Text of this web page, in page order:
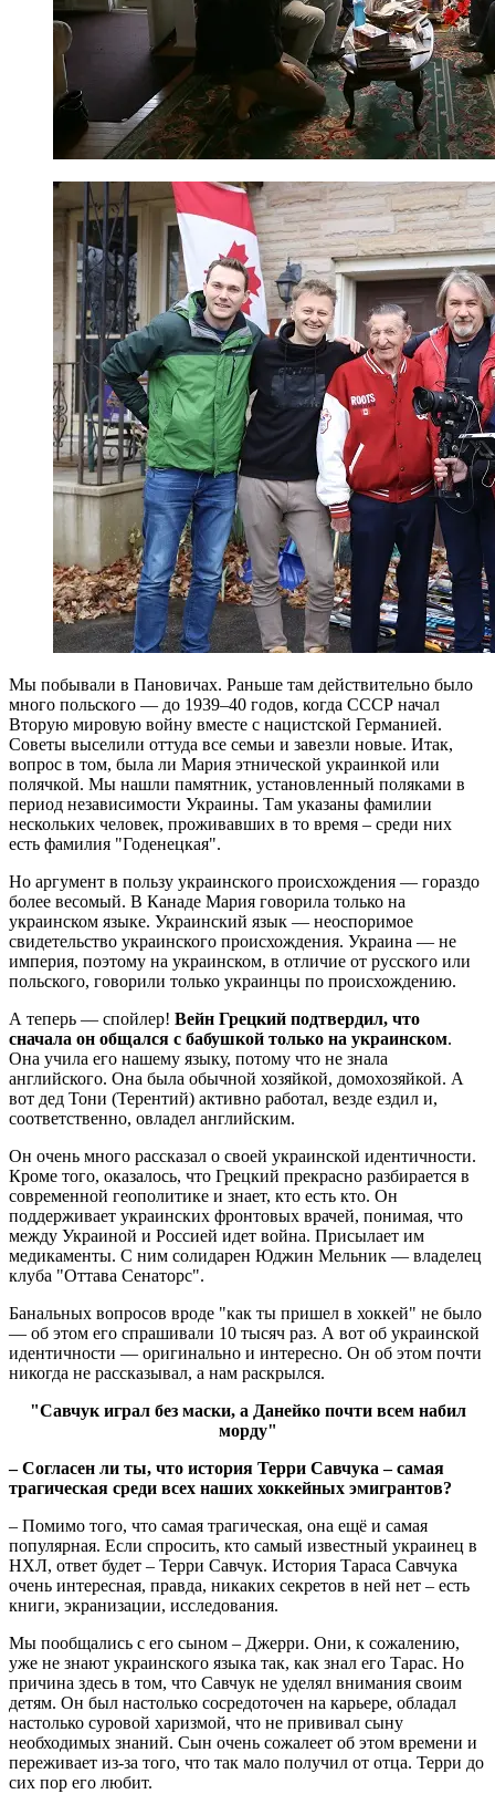
Мы побывали в Пановичах. Раньше там действительно было
много польского — до 1939–40 годов, когда СССР начал
Вторую мировую войну вместе с нацистской Германией.
Советы выселили оттуда все семьи и завезли новые. Итак,
вопрос в том, была ли Мария этнической украинкой или
полячкой. Мы нашли памятник, установленный поляками в
период независимости Украины. Там указаны фамилии
нескольких человек, проживавших в то время – среди них
есть фамилия "Годенецкая".
Но аргумент в пользу украинского происхождения — гораздо
более весомый. В Канаде Мария говорила только на
украинском языке. Украинский язык — неоспоримое
свидетельство украинского происхождения. Украина — не
империя, поэтому на украинском, в отличие от русского или
польского, говорили только украинцы по происхождению.
А теперь — спойлер! Вейн Грецкий подтвердил, что
сначала он общался с бабушкой только на украинском.
Она учила его нашему языку, потому что не знала
английского. Она была обычной хозяйкой, домохозяйкой. А
вот дед Тони (Терентий) активно работал, везде ездил и,
соответственно, овладел английским.
Он очень много рассказал о своей украинской идентичности.
Кроме того, оказалось, что Грецкий прекрасно разбирается в
современной геополитике и знает, кто есть кто. Он
поддерживает украинских фронтовых врачей, понимая, что
между Украиной и Россией идет война. Присылает им
медикаменты. С ним солидарен Юджин Мельник — владелец
клуба "Оттава Сенаторс".
Банальных вопросов вроде "как ты пришел в хоккей" не было
— об этом его спрашивали 10 тысяч раз. А вот об украинской
идентичности — оригинально и интересно. Он об этом почти
никогда не рассказывал, а нам раскрылся.
"Савчук играл без маски, а Данейко почти всем набил
морду"
– Согласен ли ты, что история Терри Савчука – самая
трагическая среди всех наших хоккейных эмигрантов?
– Помимо того, что самая трагическая, она ещё и самая
популярная. Если спросить, кто самый известный украинец в
НХЛ, ответ будет – Терри Савчук. История Тараса Савчука
очень интересная, правда, никаких секретов в ней нет – есть
книги, экранизации, исследования.
Мы пообщались с его сыном – Джерри. Они, к сожалению,
уже не знают украинского языка так, как знал его Тарас. Но
причина здесь в том, что Савчук не уделял внимания своим
детям. Он был настолько сосредоточен на карьере, обладал
настолько суровой харизмой, что не прививал сыну
необходимых знаний. Сын очень сожалеет об этом времени и
переживает из-за того, что так мало получил от отца. Терри до
сих пор его любит.